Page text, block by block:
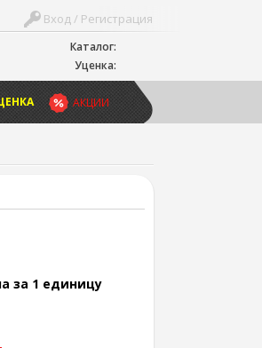
Каталог:
Уценка:
Вход / Регистрация
АКЦИИ
за 1 единицу